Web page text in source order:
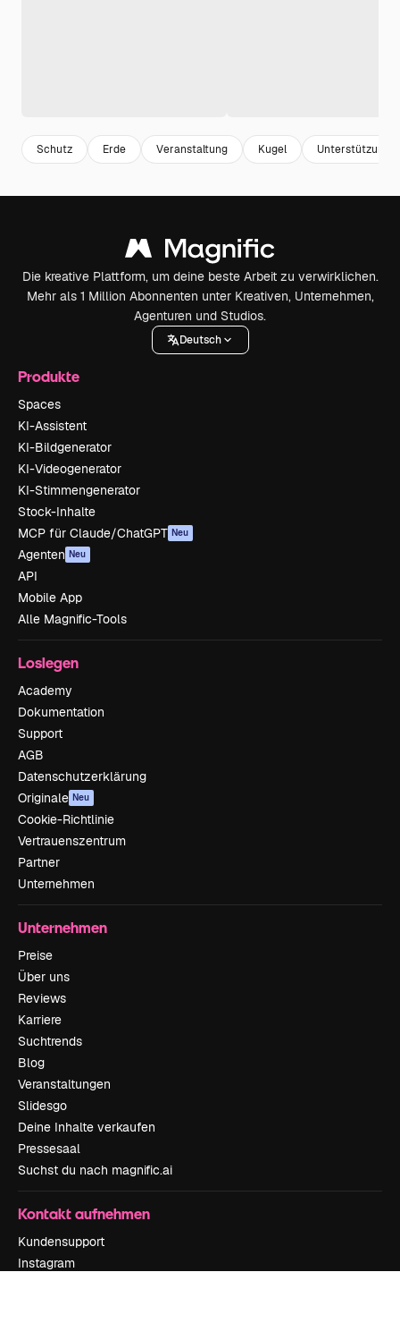
Schutz Erde Veranstaltung Kugel Unterstützung
Die kreative Plattform, um deine beste Arbeit zu verwirklichen.
Mehr als 1 Million Abonnenten unter Kreativen, Unternehmen,
Agenturen und Studios.
Deutsch
Produkte
Spaces
KI-Assistent
KI-Bildgenerator
KI-Videogenerator
KI-Stimmengenerator
Stock-Inhalte
MCP für Claude/ChatGPT Neu
Agenten Neu
API
Mobile App
Alle Magnific-Tools
Loslegen
Academy
Dokumentation
Support
AGB
Datenschutzerklärung
Originale Neu
Cookie-Richtlinie
Vertrauenszentrum
Partner
Unternehmen
Unternehmen
Preise
Über uns
Reviews
Karriere
Suchtrends
Blog
Veranstaltungen
Slidesgo
Deine Inhalte verkaufen
Pressesaal
Suchst du nach magnific.ai
Kontakt aufnehmen
Kundensupport
Instagram